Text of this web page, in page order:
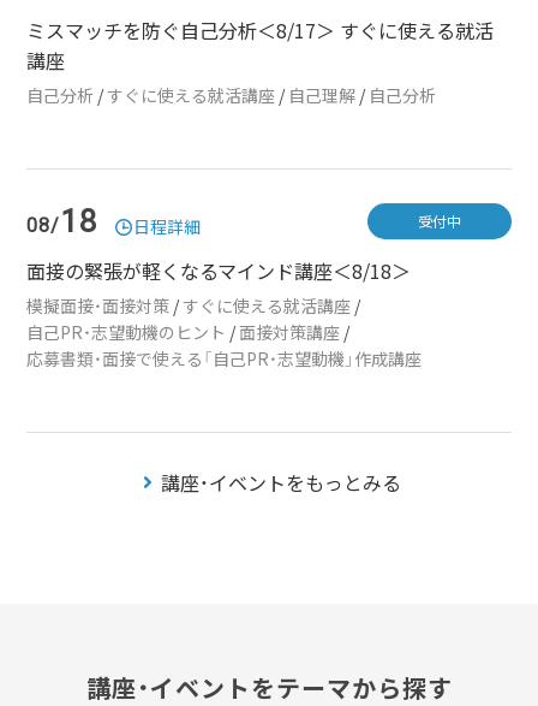
ミスマッチを防ぐ自己分析＜8/17＞ すぐに使える就活
講座
自己分析 /すぐに使える就活講座 / 自己理解 / 自己分析
08/18 日程詳細
面接の緊張が軽くなるマインド講座＜8/18＞
模擬面接・面接対策 /すぐに使える就活講座 /
自己PR・志望動機のヒント /面接対策講座 /
応募書類・面接で使える「自己PR・志望動機」作成講座
受付中
講座・イベントをもっとみる
講座・イベントをテーマから探す